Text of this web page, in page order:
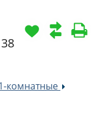
комнатные